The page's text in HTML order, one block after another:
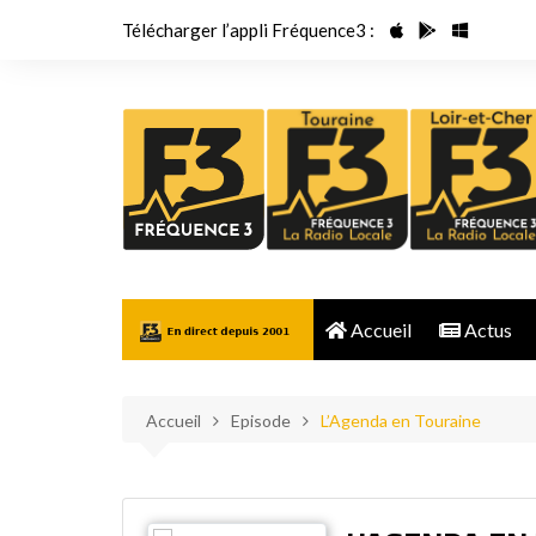
Télécharger l’appli Fréquence3 :
Accueil Actus
Accueil Episode L’Agenda en Touraine